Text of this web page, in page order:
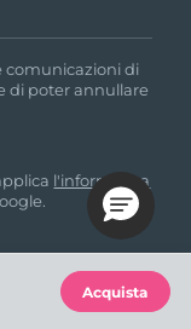
comunicazioni di
di poter annullare
l'informativa
Acquista